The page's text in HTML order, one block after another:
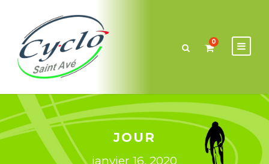
0
JOUR
janvier 16, 2020